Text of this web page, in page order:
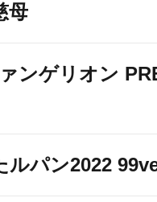
母
ンゲリオン
ルパン2022